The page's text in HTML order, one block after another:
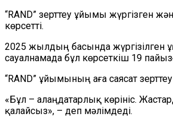
“RAND” зерттеу ұйымы жүргізген
көрсетті.
2025 жылдың басында жүргізілген
сауалнамада бұл көрсеткіш 19
“RAND” ұйымының аға саясат
«Бұл – алаңдатарлық көрініс.
қалайсыз», – деп мәлімдеді.